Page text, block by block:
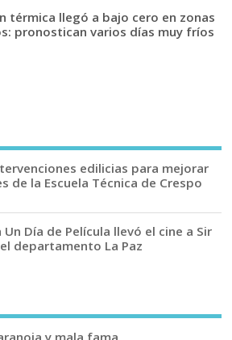
térmica llegó a bajo cero en zonas
pronostican varios días muy fríos
edilicias para mejorar
de la Escuela Técnica de Crespo
Un Día de Película llevó el cine a Sir
departamento La Paz
y mala fama